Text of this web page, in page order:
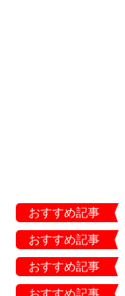
おすすめ記事
おすすめ記事
おすすめ記事
おすすめ記事